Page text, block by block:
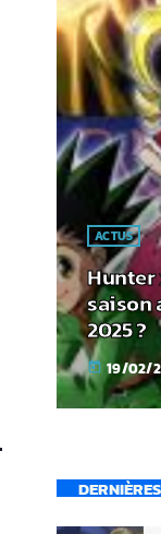
ACTUS
Hunter
saison
2025 ?
today 19/02/